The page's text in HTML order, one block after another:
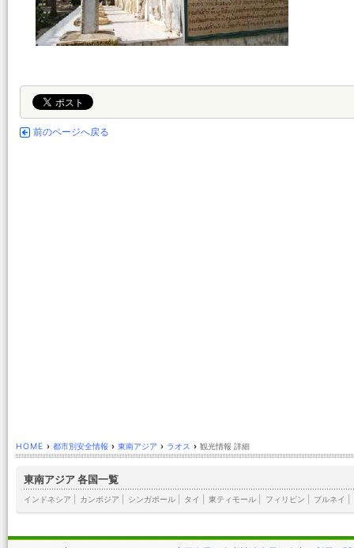
前のページへ戻る
HOME › 都市別安全情報 › 東南アジア › ラオス › 観光情報 詳細
東南アジア 各国一覧
インドネシア カンボジア シンガポール タイ 東ティモール フィリピン ブルネイ